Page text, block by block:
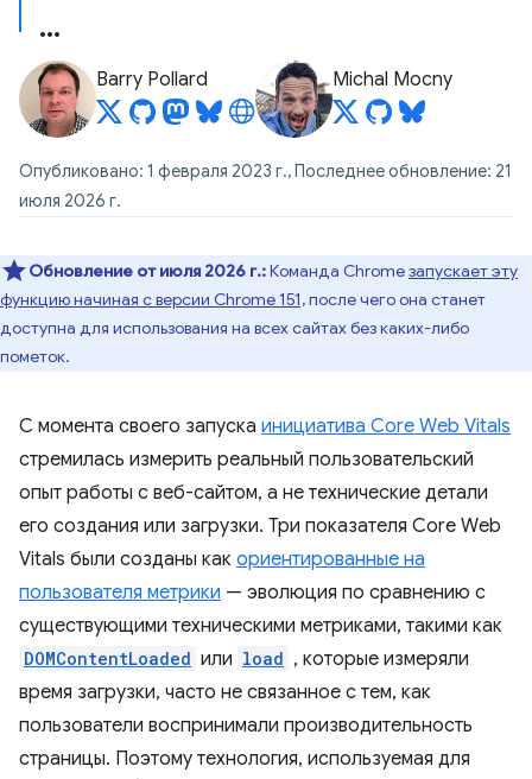
Barry Pollard Michal Mocny
Опубликовано: 1 февраля 2023 г., Последнее обновление: 21
июля 2026 г.
Обновление от июля 2026 г.:Команда Chromeзапускает эту
функцию начиная с версии Chrome 151,после чего она станет
доступна для использования на всех сайтах без каких-либо
пометок.
С момента своего запуска инициатива Core Web Vitals
стремилась измерить реальный пользовательский
опыт работы с веб-сайтом, а не технические детали
его создания или загрузки. Три показателя Core Web
Vitals были созданы как ориентированные на
пользователя метрики — эволюция по сравнению с
существующими техническими метриками, такими как
DOMContentLoaded или load , которые измеряли
время загрузки, часто не связанное с тем, как
пользователи воспринимали производительность
страницы. Поэтому технология, используемая для